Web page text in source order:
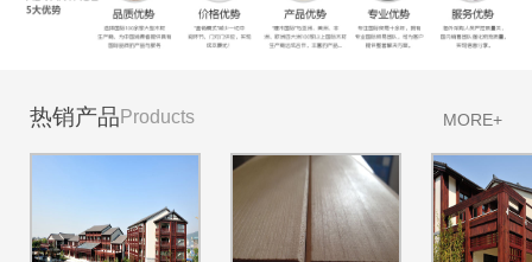
热销产品 Products MORE+